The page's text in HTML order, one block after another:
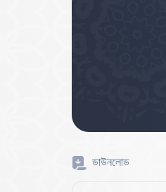
ডাউনলোড